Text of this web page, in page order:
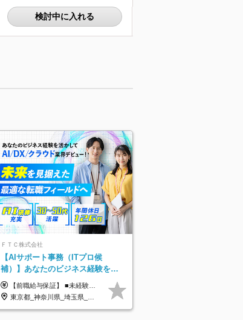
検討中に入れる
ＦＴＣ株式会社
【AIサポート事務（ITプロ候
補）】あなたのビジネス経験をAI
業界で活かす◆IT未経験OK◆目指
せるコンサル
【前職給与保証】 ■未経験者： 月給30万円～35万円 ■ローキャリア（経験目安1年程度）： 月給35万円～40万円 ■経験者（経験目安3年以上）： 月給40万円～60万円 ■即戦力（経験目安5年以上）： 月給45万円～80万円 ※上記金額には固定残業代30時間分 【未経験者5万5000円～7万3000円、 ローキャリア6万4000円～7万3000円、 経験者5万8000円～10万9000円、 即戦力8万2000円～14万5000円】を含みます。 ※30時間を超える場合は追加で全額支給します。 ※経験・能力・前職給与などを総合的に評価したうえでご納得いただけるよう個別決定。 未経験者の場合、前職給与とポテンシャルを査定のうえ決定いたします。 ※日本国内でのIT業界経験、または同等の実務経験と能力に応じて決定します。 ※前職給与は日本円かつ、日本国内での実績に基づき評価します。 【納得の評価システム】 ★クォーター毎に査定する評価制度導入！ 明確な評価基準で翌年度年収を上げましょう！ ★評価対象期間に在籍中のほとんどの社員が昇給し 年収アップを実現しています！ ★様々なインセンティブ制度を用意し多角的に正当評価しています！ ※試用期間6カ月（期間中の待遇等に差異なし）
東京都_神奈川県_埼玉県_千葉県